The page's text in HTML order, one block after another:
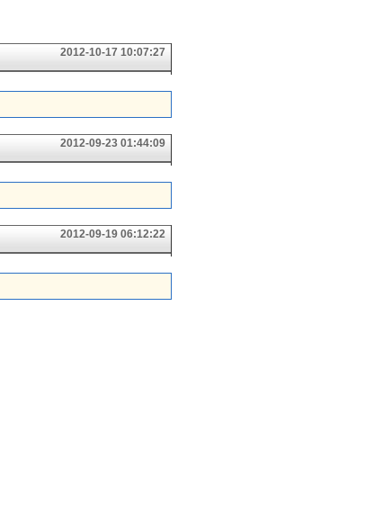
2012-10-17 10:07:27
2012-09-23 01:44:09
2012-09-19 06:12:22